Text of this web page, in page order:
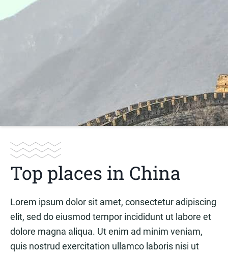
Top places in China
Lorem ipsum dolor sit amet, consectetur adipiscing
elit, sed do eiusmod tempor incididunt ut labore et
dolore magna aliqua. Ut enim ad minim veniam,
quis nostrud exercitation ullamco laboris nisi ut